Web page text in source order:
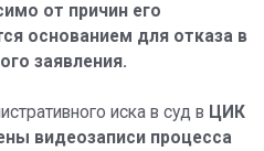
от причин его
основанием для отказа в
заявления.
иска в суд в ЦИК
видеозаписи процесса